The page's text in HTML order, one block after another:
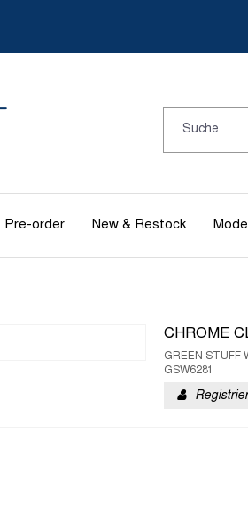
Pre-order New & Restock
CHROME
GREEN STUFF
GSW6281